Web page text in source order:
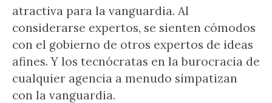
atractiva para la vanguardia. Al
considerarse expertos, se sienten cómodos
con el gobierno de otros expertos de ideas
afines. Y los tecnócratas en la burocracia de
cualquier agencia a menudo simpatizan
con la vanguardia.